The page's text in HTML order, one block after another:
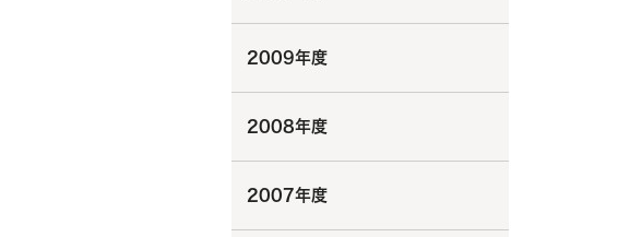
2009年度
2008年度
2007年度